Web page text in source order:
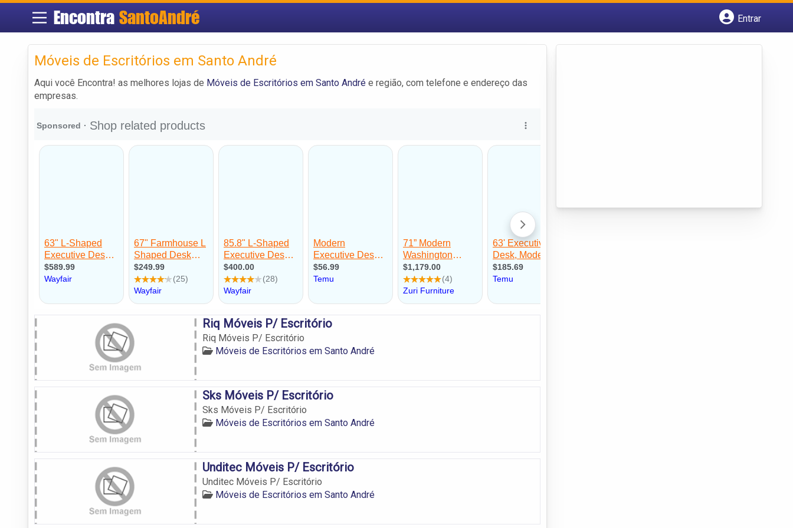
Encontra SantoAndré
Entrar
Móveis de Escritórios em Santo André
Aqui você Encontra! as melhores lojas de Móveis de Escritórios em Santo André e região, com telefone e endereço das
empresas.
Riq Móveis P/ Escritório
Riq Móveis P/ Escritório
Móveis de Escritórios em Santo André
Sks Móveis P/ Escritório
Sks Móveis P/ Escritório
Móveis de Escritórios em Santo André
Unditec Móveis P/ Escritório
Unditec Móveis P/ Escritório
Móveis de Escritórios em Santo André